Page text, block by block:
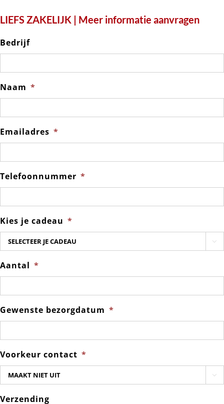
LIEFS ZAKELIJK | Meer informatie aanvragen
Bedrijf
Naam *
Emailadres *
Telefoonnummer *
Kies je cadeau *

Aantal *
Gewenste bezorgdatum *
Voorkeur contact *

Verzending